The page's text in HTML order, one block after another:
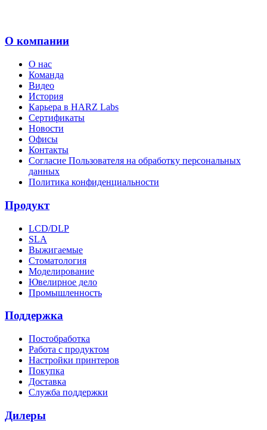
О компании
О нас
Команда
Видео
История
Карьера в HARZ Labs
Сертификаты
Новости
Офисы
Контакты
Согласие Пользователя на обработку персональных
данных
Политика конфиденциальности
Продукт
LCD/DLP
SLA
Выжигаемые
Стоматология
Моделирование
Ювелирное дело
Промышленность
Поддержка
Постобработка
Работа с продуктом
Настройки принтеров
Покупка
Доставка
Служба поддержки
Дилеры